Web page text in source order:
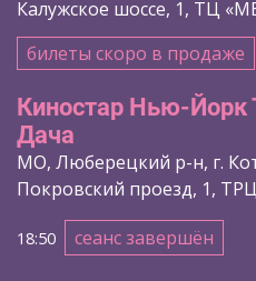
Калужское шоссе, 1, ТЦ
билеты скоро в продаже
Киностар Нью-Йорк
Дача
МО, Люберецкий р-н, г.
Покровский проезд, 1,
18:50 сеанс завершён